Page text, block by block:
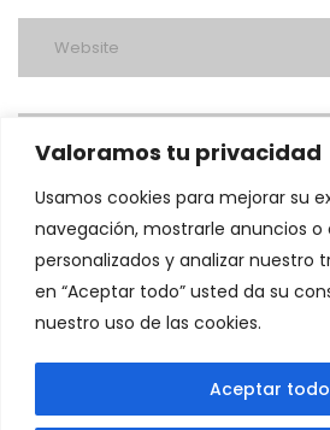
Valoramos tu privacidad
Usamos cookies para mejorar su
navegación, mostrarle anuncios o
personalizados y analizar nuestro
en “Aceptar todo” usted da su
nuestro uso de las cookies.
Aceptar todo
post a comment